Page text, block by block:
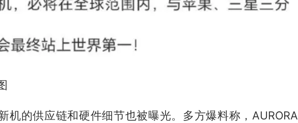
机的供应链和硬件细节也被曝光。多方爆料称，AURORA